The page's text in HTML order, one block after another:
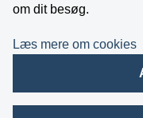
om dit besøg.
Læs mere om cookies